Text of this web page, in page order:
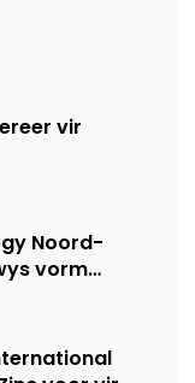
vir
Ekspo
Noord-
vorm